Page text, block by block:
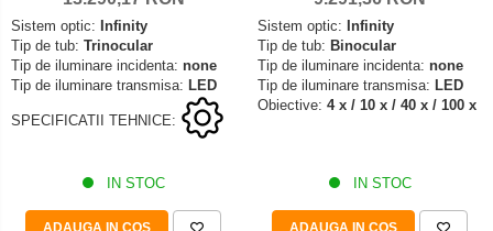
Sistem optic: Infinity
Tip de tub: Trinocular
Tip de iluminare incidenta: none
Tip de iluminare transmisa: LED
SPECIFICATII TEHNICE:
IN STOC
Sistem optic: Infinity
Tip de tub: Binocular
Tip de iluminare incidenta: none
Tip de iluminare transmisa: LED
Obiective: 4 x / 10 x / 40 x / 100 x
IN STOC